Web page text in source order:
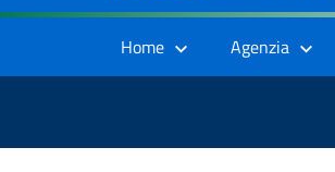
Home Agenzia